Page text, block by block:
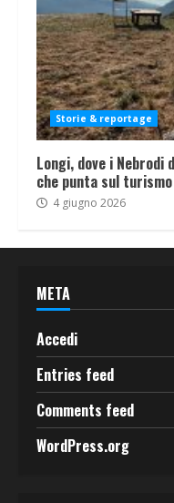
Storie & reportage
Longi, dove i
che punta sul
4 giugno 2026
META
Accedi
Entries feed
Comments feed
WordPress.org